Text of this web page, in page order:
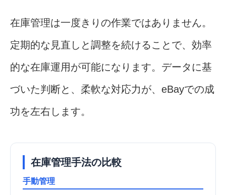
在庫管理は一度きりの作業ではありません。
定期的な見直しと調整を続けることで、効率
的な在庫運用が可能になります。データに基
づいた判断と、柔軟な対応力が、eBayでの成
功を左右します。
在庫管理手法の比較
手動管理